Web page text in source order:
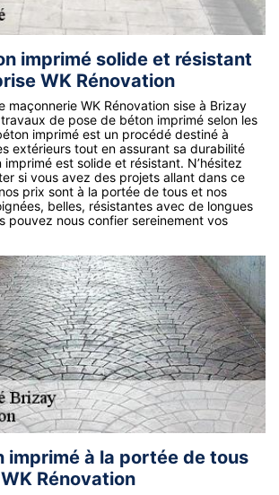
imprimé solide et résistant
WK Rénovation
maçonnerie WK Rénovation sise à Brizay
de pose de béton imprimé selon les
imprimé est un procédé destiné à
extérieurs tout en assurant sa durabilité
est solide et résistant. N’hésitez
si vous avez des projets allant dans ce
prix sont à la portée de tous et nos
belles, résistantes avec de longues
pouvez nous confier sereinement vos
imprimé à la portée de tous
Rénovation